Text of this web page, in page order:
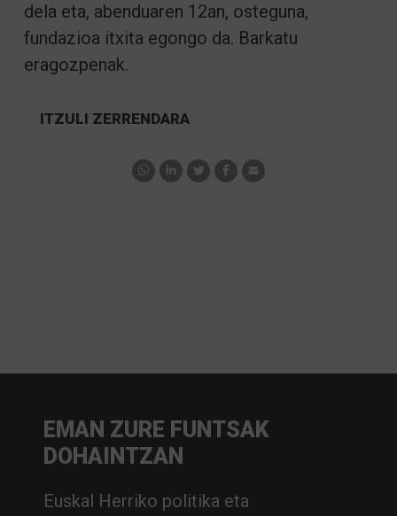
dela eta, abenduaren 12an, osteguna,
fundazioa itxita egongo da. Barkatu
eragozpenak.
ITZULI ZERRENDARA
EMAN ZURE FUNTSAK
DOHAINTZAN
Euskal Herriko politika eta